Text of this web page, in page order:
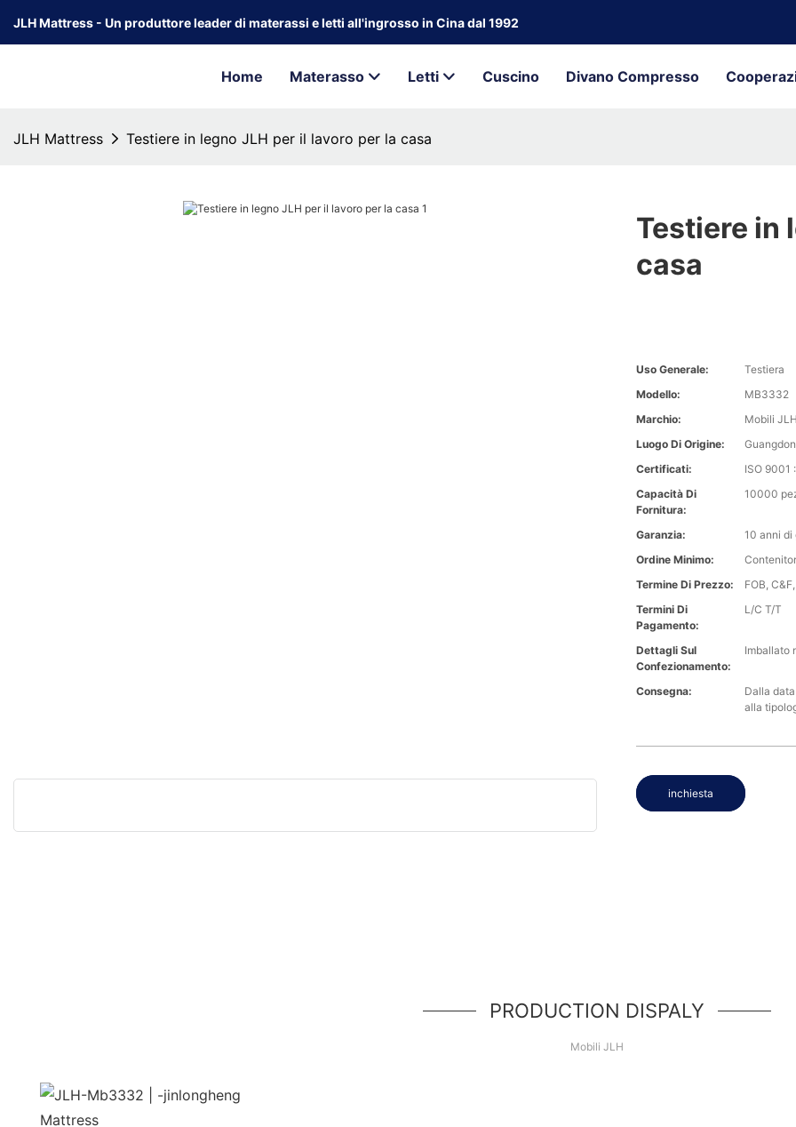
JLH Mattress - Un produttore leader di materassi e letti all'ingrosso in Cina dal 1992
Home Materasso Letti Cuscino Divano Compresso
JLH Mattress Testiere in legno JLH per il lavoro per la casa
Testiere in
casa
Uso Generale:
Testiera
Modello:
MB3332
Marchio:
Mobili JLH
Luogo Di Origine:
Certificati:
ISO 9001
Capacità Di
Fornitura:
10000
Garanzia:
10 anni di
Ordine Minimo:
Termine Di Prezzo:
FOB,
Termini Di
Pagamento:
L/C T/T
Dettagli Sul
Confezionamento:
Imballato
Consegna:
Dalla
alla
inchiesta
PRODUCTION DISPALY
Mobili JLH